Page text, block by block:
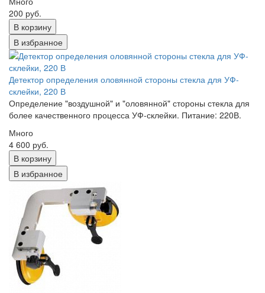
200 руб.
В корзину
В избранное
Детектор определения оловянной стороны стекла для УФ-
склейки, 220 В
Определение "воздушной" и "оловянной" стороны стекла для
более качественного процесса УФ-склейки. Питание: 220В.
Много
4 600 руб.
В корзину
В избранное